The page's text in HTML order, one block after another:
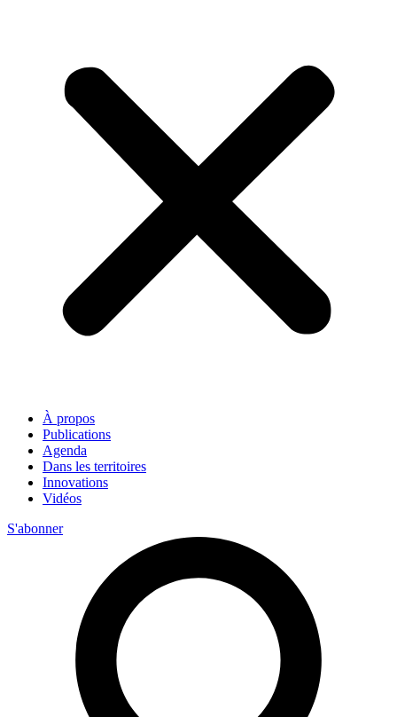
À propos
Publications
Agenda
Dans les territoires
Innovations
Vidéos
S'abonner